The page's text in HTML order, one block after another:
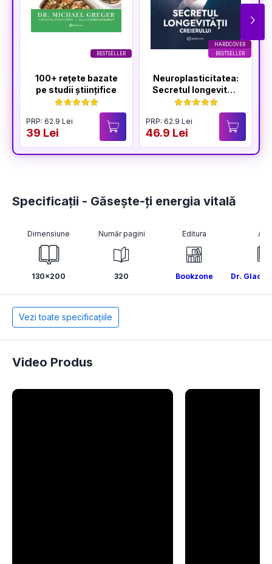
BESTSELLER
100+ rețete bazate
pe studii științifice
PRP: 62.9 Lei
39 Lei
HARDCOVER
BESTSELLER
Neuroplasticitatea:
Secretul longevității
creierului
PRP: 62.9 Lei
46.9 Lei
Specificații - Găsește-ți energia vitală
Dimensiune
130x200
Număr pagini
320
Editura
Bookzone Dr.
Vezi toate specificațiile
Video Produs